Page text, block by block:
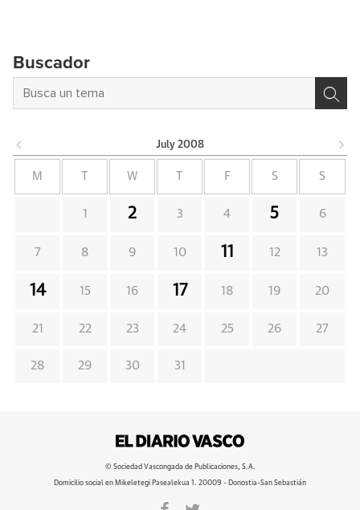
Buscador
July 2008
M W F S S
1 2 3 4 5 6
7 8 9 10 11 12 13
14 15 16 17 18 19 20
21 22 23 24 25 26 27
28 29 30 31
© Sociedad Vascongada de Publicaciones, S.A.
Domicilio social en Mikeletegi Pasealekua 1. 20009 - Donostia-San Sebastián